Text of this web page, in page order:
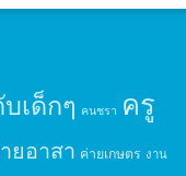
เด็กๆ คนชรา ครู
ยอาสา ค่ายเกษตร งาน